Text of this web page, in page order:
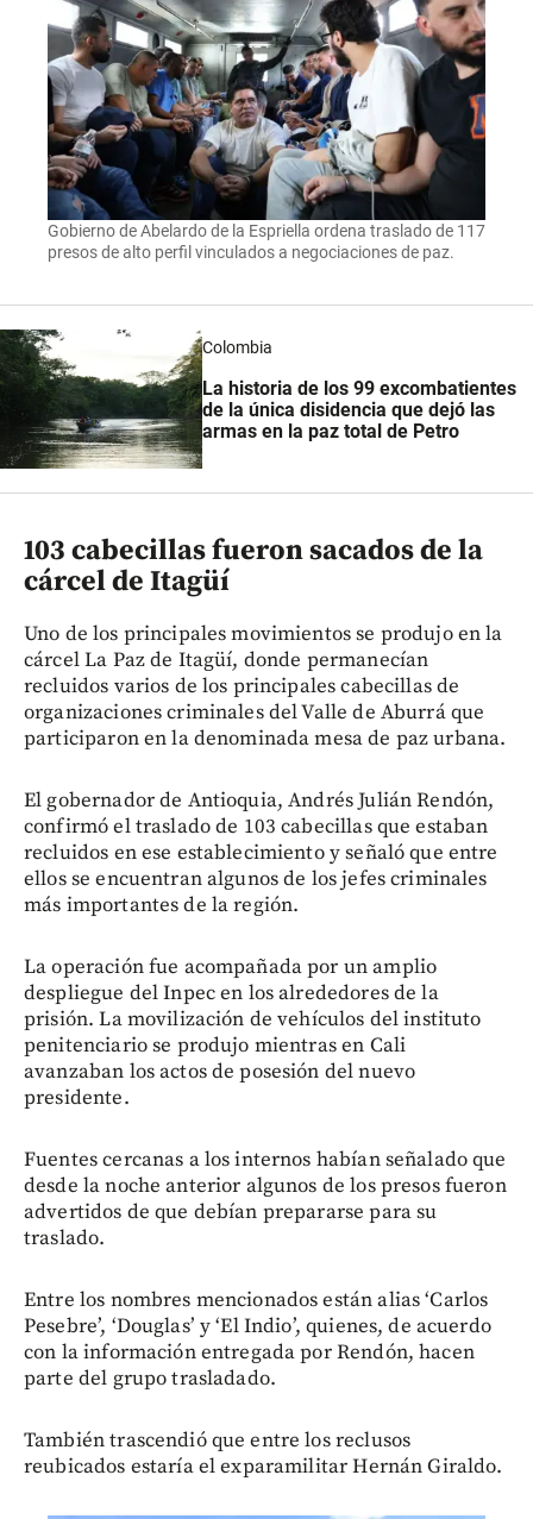
Gobierno de Abelardo de la Espriella ordena traslado de 117
presos de alto perfil vinculados a negociaciones de paz.
Colombia
La historia de los 99 excombatientes
de la única disidencia que dejó las
armas en la paz total de Petro
103 cabecillas fueron sacados de la
cárcel de Itagüí
Uno de los principales movimientos se produjo en la
cárcel La Paz de Itagüí, donde permanecían
recluidos varios de los principales cabecillas de
organizaciones criminales del Valle de Aburrá que
participaron en la denominada mesa de paz urbana.
El gobernador de Antioquia, Andrés Julián Rendón,
confirmó el traslado de 103 cabecillas que estaban
recluidos en ese establecimiento y señaló que entre
ellos se encuentran algunos de los jefes criminales
más importantes de la región.
La operación fue acompañada por un amplio
despliegue del Inpec en los alrededores de la
prisión. La movilización de vehículos del instituto
penitenciario se produjo mientras en Cali
avanzaban los actos de posesión del nuevo
presidente.
Fuentes cercanas a los internos habían señalado que
desde la noche anterior algunos de los presos fueron
advertidos de que debían prepararse para su
traslado.
Entre los nombres mencionados están alias ‘Carlos
Pesebre’, ‘Douglas’ y ‘El Indio’, quienes, de acuerdo
con la información entregada por Rendón, hacen
parte del grupo trasladado.
También trascendió que entre los reclusos
reubicados estaría el exparamilitar Hernán Giraldo.